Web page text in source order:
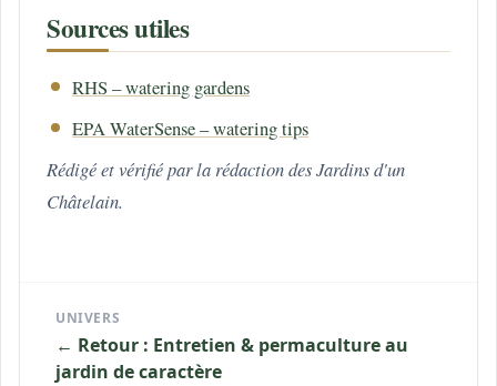
Sources utiles
RHS – watering gardens
EPA WaterSense – watering tips
Rédigé et vérifié par la rédaction des Jardins d'un
Châtelain.
UNIVERS
← Retour : Entretien & permaculture au
jardin de caractère